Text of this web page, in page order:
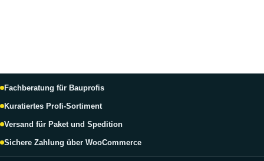
Fachberatung für Bauprofis
Kuratiertes Profi-Sortiment
Versand für Paket und Spedition
Sichere Zahlung über WooCommerce